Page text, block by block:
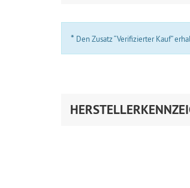
* Den Zusatz “Verifizierter Kauf”